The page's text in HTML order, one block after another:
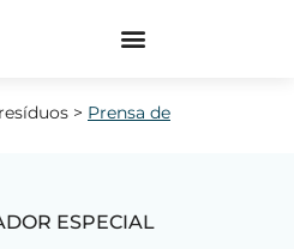
> Prensa de
ESPECIAL